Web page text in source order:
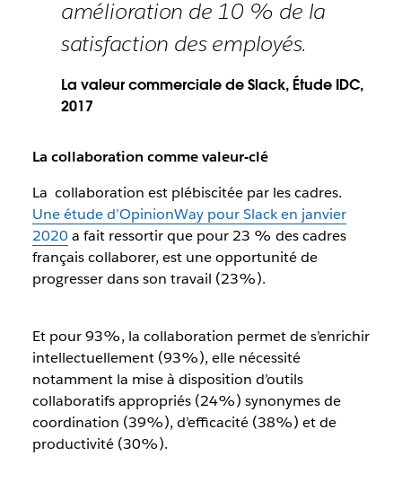
amélioration de 10 % de la
satisfaction des employés.
La valeur commerciale de Slack, Étude IDC,
2017
La collaboration comme valeur-clé
La collaboration est plébiscitée par les cadres.
Une étude d’OpinionWay pour Slack en janvier
2020 a fait ressortir que pour 23 % des cadres
français collaborer, est une opportunité de
progresser dans son travail (23%).
Et pour 93%, la collaboration permet de s’enrichir
intellectuellement (93%), elle nécessité
notamment la mise à disposition d’outils
collaboratifsappropriés (24%) synonymes de
coordination (39%), d’efficacité (38%) et de
productivité (30%).